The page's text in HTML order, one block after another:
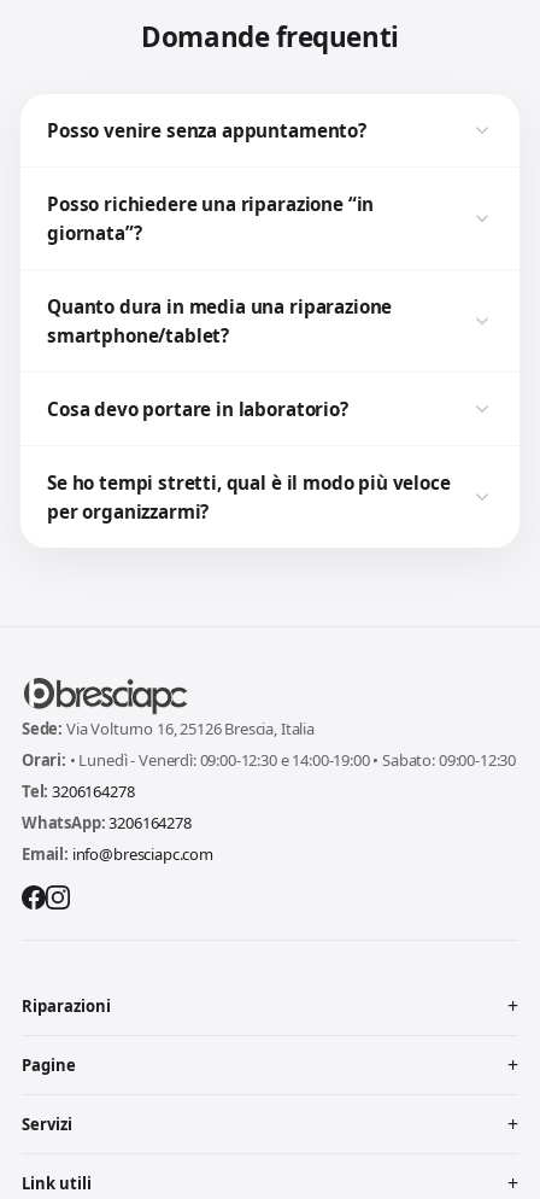
Domande frequenti
Posso venire senza appuntamento?
Posso richiedere una riparazione “in
giornata”?
Quanto dura in media una riparazione
smartphone/tablet?
Cosa devo portare in laboratorio?
Se ho tempi stretti, qual è il modo più veloce
per organizzarmi?
Sede: Via Volturno 16, 25126 Brescia, Italia
Orari: • Lunedì - Venerdì: 09:00-12:30 e 14:00-19:00 • Sabato: 09:00-12:30
Tel: 3206164278
WhatsApp:3206164278
Email: info@bresciapc.com
Riparazioni
Pagine
Servizi
Link utili